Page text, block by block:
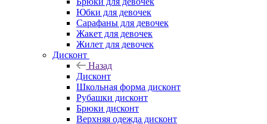
Юбки для девочек
Сарафаны для девочек
Жакет для девочек
Жилет для девочек
Дисконт
Назад
Дисконт
Школьная форма дисконт
Рубашки дисконт
Брюки дисконт
Верхняя одежда дисконт